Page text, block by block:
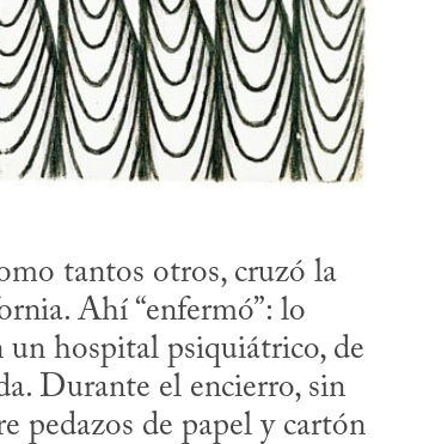
tantos otros, cruzó la
Ahí “enfermó”: lo
un hospital psiquiátrico, de
Durante el encierro, sin
pedazos de papel y cartón